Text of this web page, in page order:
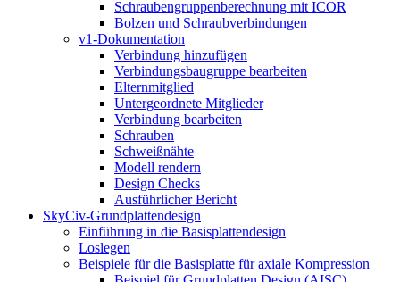
Schraubengruppenberechnung mit ICOR
Bolzen und Schraubverbindungen
v1-Dokumentation
Verbindung hinzufügen
Verbindungsbaugruppe bearbeiten
Elternmitglied
Untergeordnete Mitglieder
Verbindung bearbeiten
Schrauben
Schweißnähte
Modell rendern
Design Checks
Ausführlicher Bericht
SkyCiv-Grundplattendesign
Einführung in die Basisplattendesign
Loslegen
Beispiele für die Basisplatte für axiale Kompression